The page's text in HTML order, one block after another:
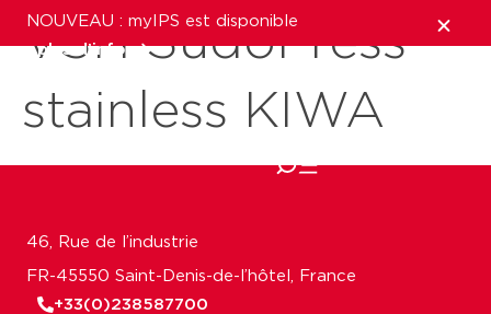
NOUVEAU : myIPS est disponible
plus d’infos
fermer
VSH SudoPress
stainless KIWA
46, Rue de l’industrie
FR-45550 Saint-Denis-de-l’hôtel, France
+33(0)238587700